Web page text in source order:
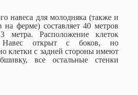
навеса для молодняка (также и
на ферме) составляет 40 метров
Расположение клеток
Навес открыт с боков, но
клетки с задней стороны имеют
все остальные стенки